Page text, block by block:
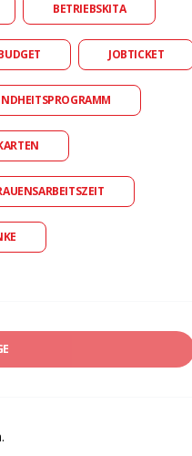
BETRIEBSKITA
JOBTICKET